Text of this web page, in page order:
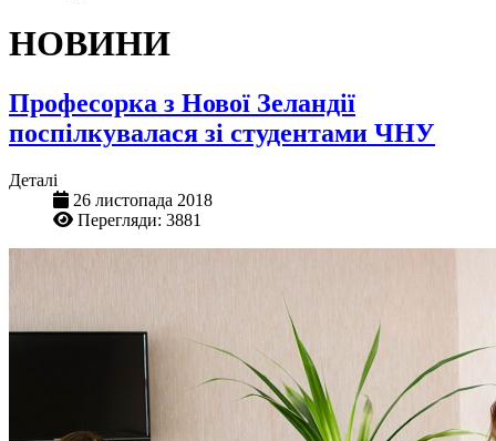
НОВИНИ
Професорка з Нової Зеландії
поспілкувалася зі студентами ЧНУ
Деталі
26 листопада 2018
Перегляди: 3881